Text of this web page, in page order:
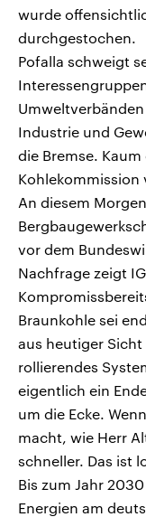
wurde
durchgestochen.
Pofalla schweigt
Industrie und
die Bremse.
Kohlekommission
An diesem
vor dem
Nachfrage zeigt
Braunkohle sei
aus heutiger Sicht
rollierendes
eigentlich ein
um die Ecke.
macht, wie Herr
schneller. Das ist
Bis zum Jahr
Energien am